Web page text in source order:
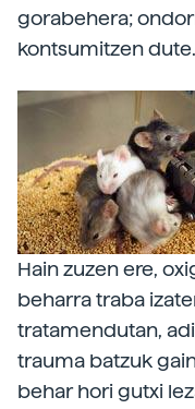
gorabehera;
kontsumitzen dute.
Hain zuzen ere,
beharra traba
tratamendutan,
trauma batzuk
behar hori gutxi